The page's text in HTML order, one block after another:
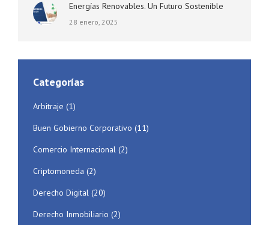
Energías Renovables. Un Futuro Sostenible
28 enero, 2025
Categorías
Arbitraje (1)
Buen Gobierno Corporativo (11)
Comercio Internacional (2)
Criptomoneda (2)
Derecho Digital (20)
Derecho Inmobiliario (2)